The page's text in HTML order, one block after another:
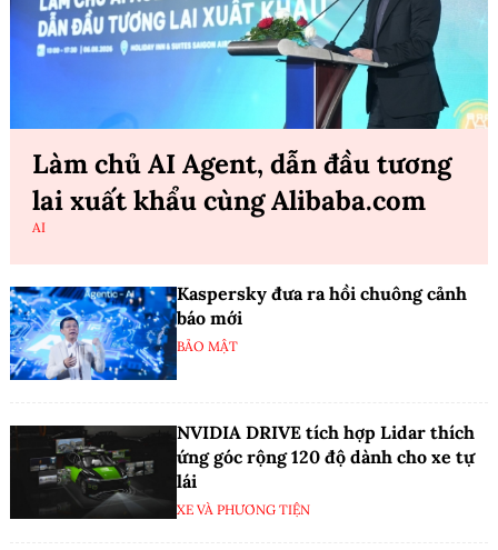
Làm chủ AI Agent, dẫn đầu tương
lai xuất khẩu cùng Alibaba.com
AI
Kaspersky đưa ra hồi chuông cảnh
báo mới
BẢO MẬT
NVIDIA DRIVE tích hợp Lidar thích
ứng góc rộng 120 độ dành cho xe tự
lái
XE VÀ PHƯƠNG TIỆN